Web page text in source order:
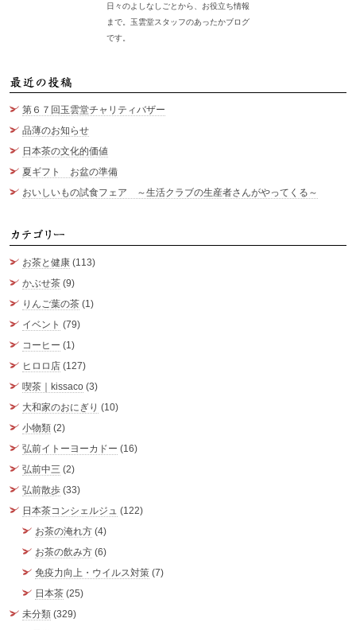
日々のよしなしごとから、お役立ち情報
まで。玉雲堂スタッフのあったかブログ
です。
第６７回玉雲堂チャリティバザー
品薄のお知らせ
日本茶の文化的価値
夏ギフト お盆の準備
おいしいもの試食フェア ～生活クラブの生産者さんがやってくる～
お茶と健康 (113)
かぶせ茶 (9)
りんご葉の茶 (1)
イベント (79)
コーヒー (1)
ヒロロ店 (127)
喫茶｜kissaco (3)
大和家のおにぎり (10)
小物類 (2)
弘前イトーヨーカドー (16)
弘前中三 (2)
弘前散歩 (33)
日本茶コンシェルジュ (122)
お茶の淹れ方 (4)
お茶の飲み方 (6)
免疫力向上・ウイルス対策 (7)
日本茶 (25)
未分類 (329)